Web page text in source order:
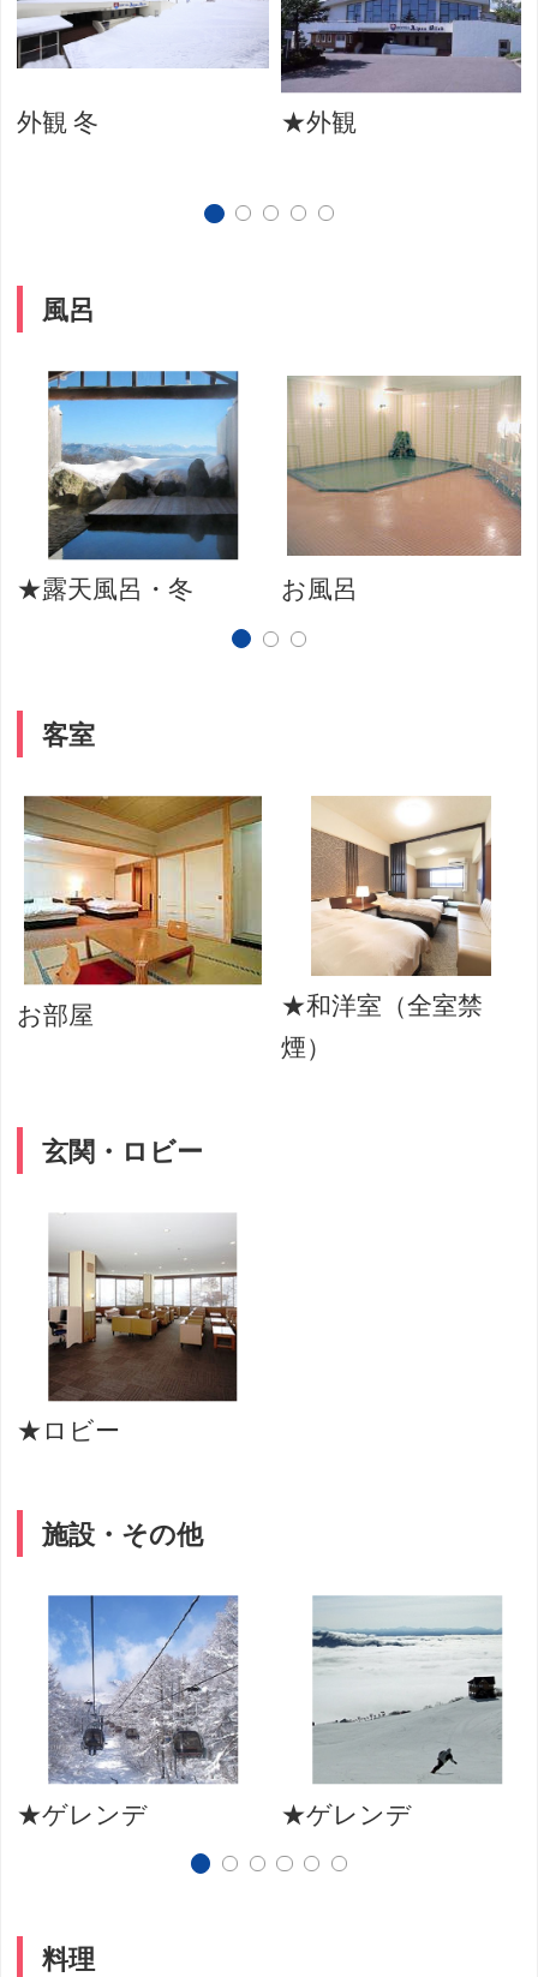
外観 冬 ★外観
風呂
★露天風呂・冬 お風呂
客室
お部屋
★和洋室（全室禁
煙）
玄関・ロビー
★ロビー
施設・その他
★ゲレンデ ★ゲレンデ
料理